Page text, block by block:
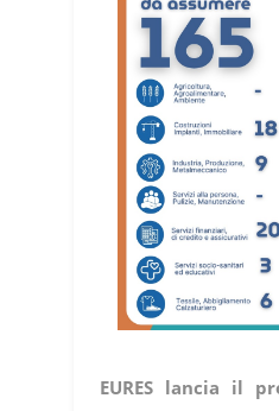
EURES lancia il